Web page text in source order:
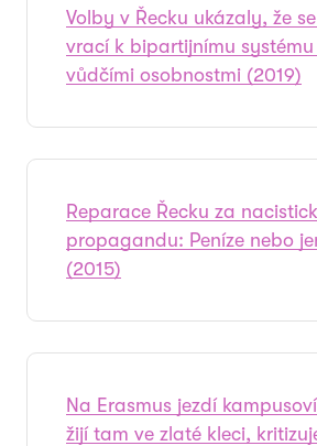
Volby v Řecku ukázaly, že
vrací k bipartijnímu systému
vůdčími osobnostmi (2019)
Reparace Řecku za
propagandu: Peníze nebo
(2015)
Na Erasmus jezdí
žijí tam ve zlaté kleci,